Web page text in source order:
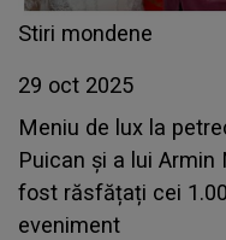
Stiri mondene
29 oct 2025
Meniu de lux la
Puican și a lui Armin
fost răsfățați cei
eveniment